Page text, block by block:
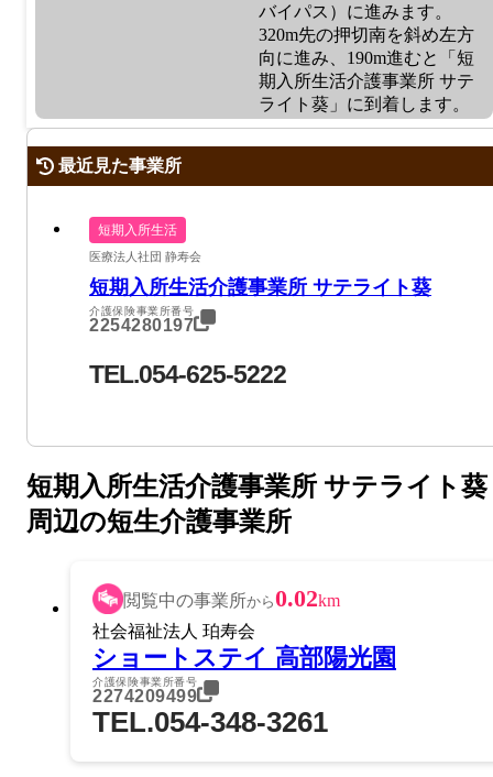
バイパス）に進みます。
320m先の押切南を斜め左方
向に進み、190m進むと「短
期入所生活介護事業所 サテ
ライト葵」に到着します。
最近見た事業所
短期入所生活
医療法人社団 静寿会
短期入所生活介護事業所 サテライト葵
介護保険事業所番号
2254280197
TEL.054-625-5222
短期入所生活介護事業所 サテライト葵
周辺の短生介護事業所
閲覧中の事業所から0.02km
社会福祉法人 珀寿会
ショートステイ 高部陽光園
介護保険事業所番号
2274209499
TEL.054-348-3261